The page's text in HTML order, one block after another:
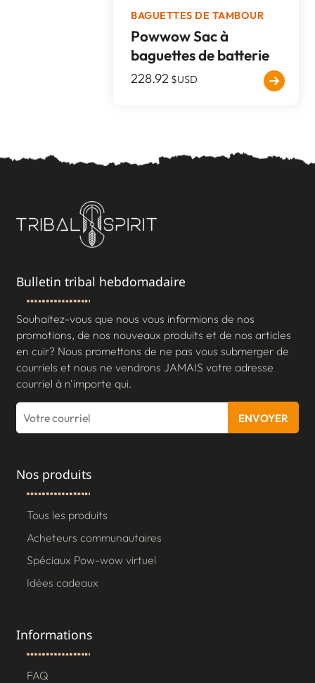
BAGUETTES DE TAMBOUR
Powwow Sac à
baguettes de batterie
228.92 $USD
Bulletin tribal hebdomadaire
Souhaitez-vous que nous vous informions de nos
promotions, de nos nouveaux produits et de nos articles
en cuir? Nous promettons de ne pas vous submerger de
courriels et nous ne vendrons JAMAIS votre adresse
courriel à n'importe qui.
ENVOYER
Nos produits
Tous les produits
Acheteurs communautaires
Spéciaux Pow-wow virtuel
Idées cadeaux
Informations
FAQ